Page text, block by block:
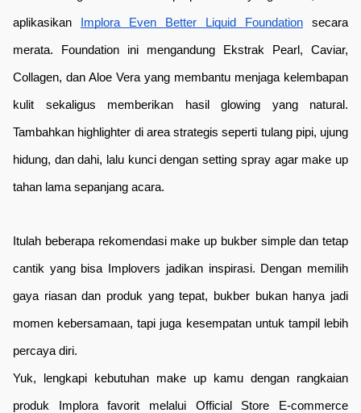
aplikasikan Implora Even Better Liquid Foundation secara
merata. Foundation ini mengandung Ekstrak Pearl, Caviar,
Collagen, dan Aloe Vera yang membantu menjaga kelembapan
kulit sekaligus memberikan hasil glowing yang natural.
Tambahkan highlighter di area strategis seperti tulang pipi, ujung
hidung, dan dahi, lalu kunci dengan setting spray agar make up
tahan lama sepanjang acara.
Itulah beberapa rekomendasi make up bukber simple dan tetap
cantik yang bisa Implovers jadikan inspirasi. Dengan memilih
gaya riasan dan produk yang tepat, bukber bukan hanya jadi
momen kebersamaan, tapi juga kesempatan untuk tampil lebih
percaya diri.
Yuk, lengkapi kebutuhan make up kamu dengan rangkaian
produk Implora favorit melalui Official Store E-commerce